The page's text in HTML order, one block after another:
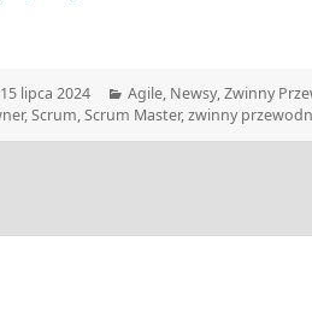
Data
publikacji
15 lipca 2024 Kategorie
Agile, Newsy,Zwinny
,Scrum,Scrum Master,zwinny